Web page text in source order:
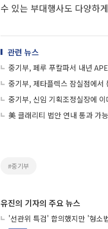
수 있는 부대행사도 다양하
관련 뉴스
중기부, 페루 푸칼파서 내년
중기부, 제타플렉스 잠실점에서
중기부, 신임 기획조정실장에 이
美 클래리티 법안 연내 통과 가
#중기부
유진의 기자의 주요 뉴스
'선관위 특검' 합의했지만 '형